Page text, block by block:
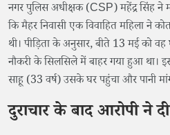
नगर पुलिस अधीक्षक (CSP) महेंद्र सिंह ने
कि मैहर निवासी एक विवाहित महिला ने
थी। पीड़िता के अनुसार, बीते 13 मई को
नौकरी के सिलसिले में बाहर गया हुआ था।
साहू (33 वर्ष) उसके घर पहुंचा और पानी
दुराचार के बाद आरोपी ने